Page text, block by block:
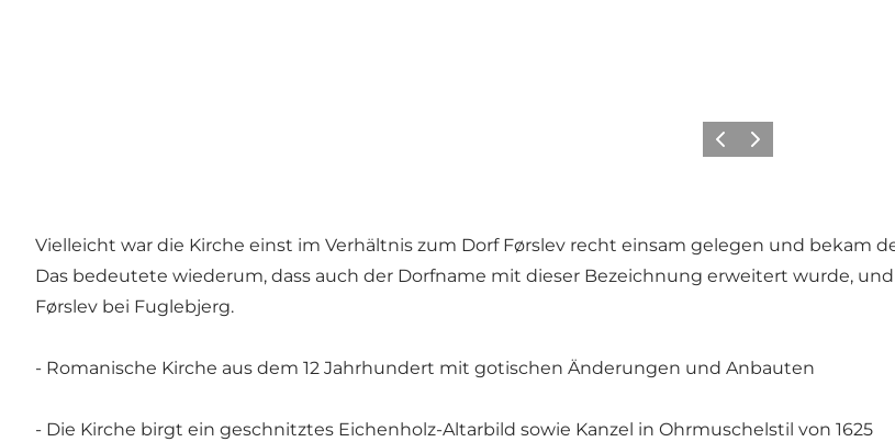
ZurückWeiter
Vielleicht war die Kirche einst im Verhältnis zum Dorf Førslev recht einsam gelegen und bekam
Das bedeutete wiederum, dass auch der Dorfname mit dieser Bezeichnung erweitert wurde,
Førslev bei Fuglebjerg.
- Romanische Kirche aus dem 12 Jahrhundert mit gotischen Änderungen und Anbauten
- Die Kirche birgt ein geschnitztes Eichenholz-Altarbild sowie Kanzel in Ohrmuschelstil von 1625